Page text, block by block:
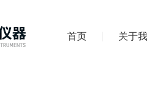
首页 关于